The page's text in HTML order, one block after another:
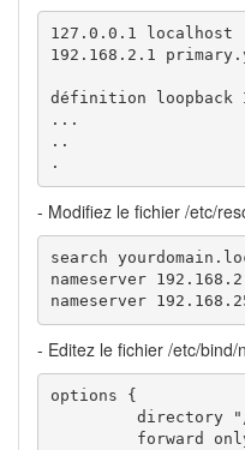
127.0.0.1 localhost
192.168.2.1
définition loopback
...
..
.
- Modifiez le fichier /etc/
search
nameserver
nameserver
- Editez le fichier /etc/
options {
directory
forward